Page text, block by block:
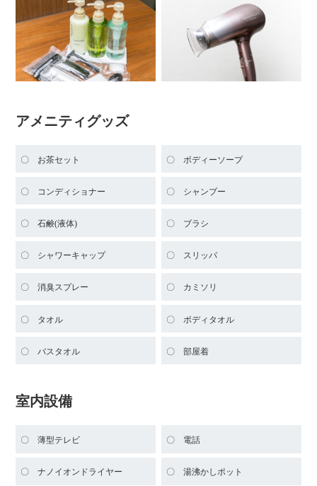
アメニティグッズ
お茶セット ボディーソープ
コンディショナー シャンプー
石鹸(液体) ブラシ
シャワーキャップ スリッパ
消臭スプレー カミソリ
タオル ボディタオル
バスタオル 部屋着
室内設備
薄型テレビ 電話
ナノイオンドライヤー 湯沸かしポット